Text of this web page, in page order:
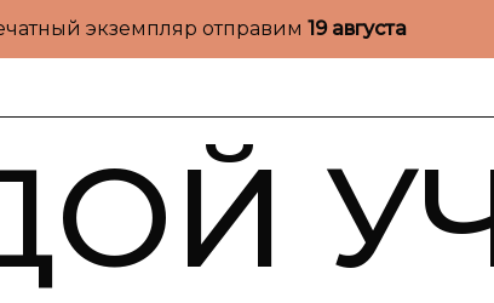
экземпляр отправим 19 августа